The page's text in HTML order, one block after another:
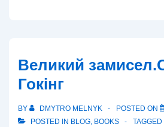
Померанцев
Великий
Гокінг
BY DMYTRO MELNYK POSTED ON
POSTED IN BLOG, BOOKS TAGGED